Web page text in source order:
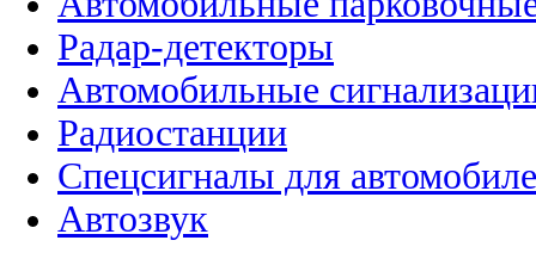
Радар-детекторы
Автомобильные
Радиостанции
Спецсигналы для
Автозвук